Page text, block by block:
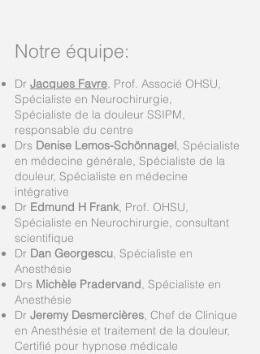
Notre équipe:
Dr Jacques Favre, Prof. Associé OHSU,
Spécialiste en Neurochirurgie,
Spécialiste de la douleur SSIPM,
responsable du centre
Drs Denise Lemos-Schönnagel, Spécialiste
en médecine générale, Spécialiste de la
douleur, Spécialiste en médecine
intégrative
Dr Edmund H Frank, Prof. OHSU,
Spécialiste en Neurochirurgie, consultant
scientifique
Dr Dan Georgescu, Spécialiste en
Anesthésie
Drs Michèle Pradervand, Spécialiste en
Anesthésie
Dr Jeremy Desmercières, Chef de Clinique
en Anesthésie et traitement de la douleur,
Certifié pour hypnose médicale